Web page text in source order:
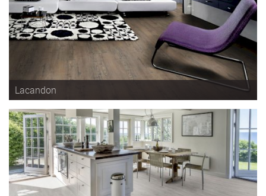
Lacandon